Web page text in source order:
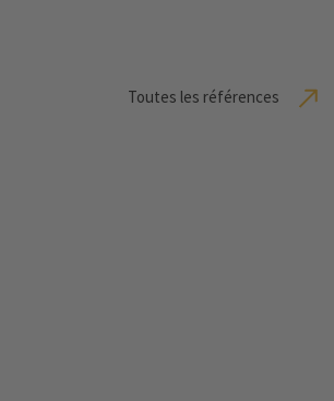
Toutes les références